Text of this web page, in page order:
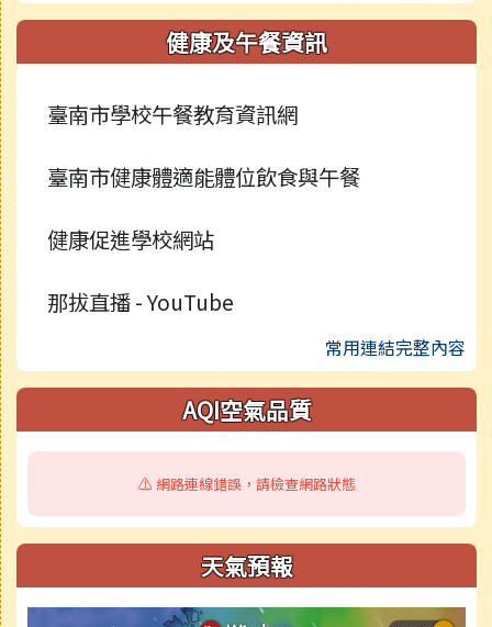
健康及午餐資訊
臺南市學校午餐教育資訊網
臺南市健康體適能體位飲食與午餐
健康促進學校網站
那拔直播 - YouTube
常用連結完整內容
AQI空氣品質
⚠️ 網路連線錯誤，請檢查網路狀態
天氣預報